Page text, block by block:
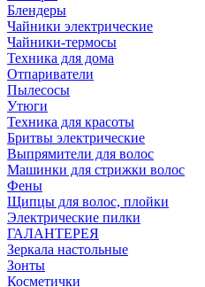
Блендеры
Чайники электрические
Чайники-термосы
Техника для дома
Отпариватели
Пылесосы
Утюги
Техника для красоты
Бритвы электрические
Выпрямители для волос
Машинки для стрижки волос
Фены
Щипцы для волос, плойки
Электрические пилки
ГАЛАНТЕРЕЯ
Зеркала настольные
Зонты
Косметички